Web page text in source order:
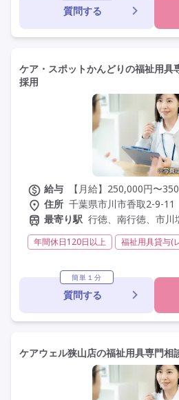
年間休日110日以上
学歴不問
質問する
ケア・スポットかんどりの福祉用具
採用
給与
【月給】250,000円〜
住所 千葉県市川市香取2-9-11
最寄り駅 行徳、南行徳、市川
年間休日120日以上
福祉用具貸与(
残業月20時間以内
社会保
年間休日110日以上
学歴不問
駅近
簡単１分
質問する
ケアウェル狭山店の福祉用具専門相